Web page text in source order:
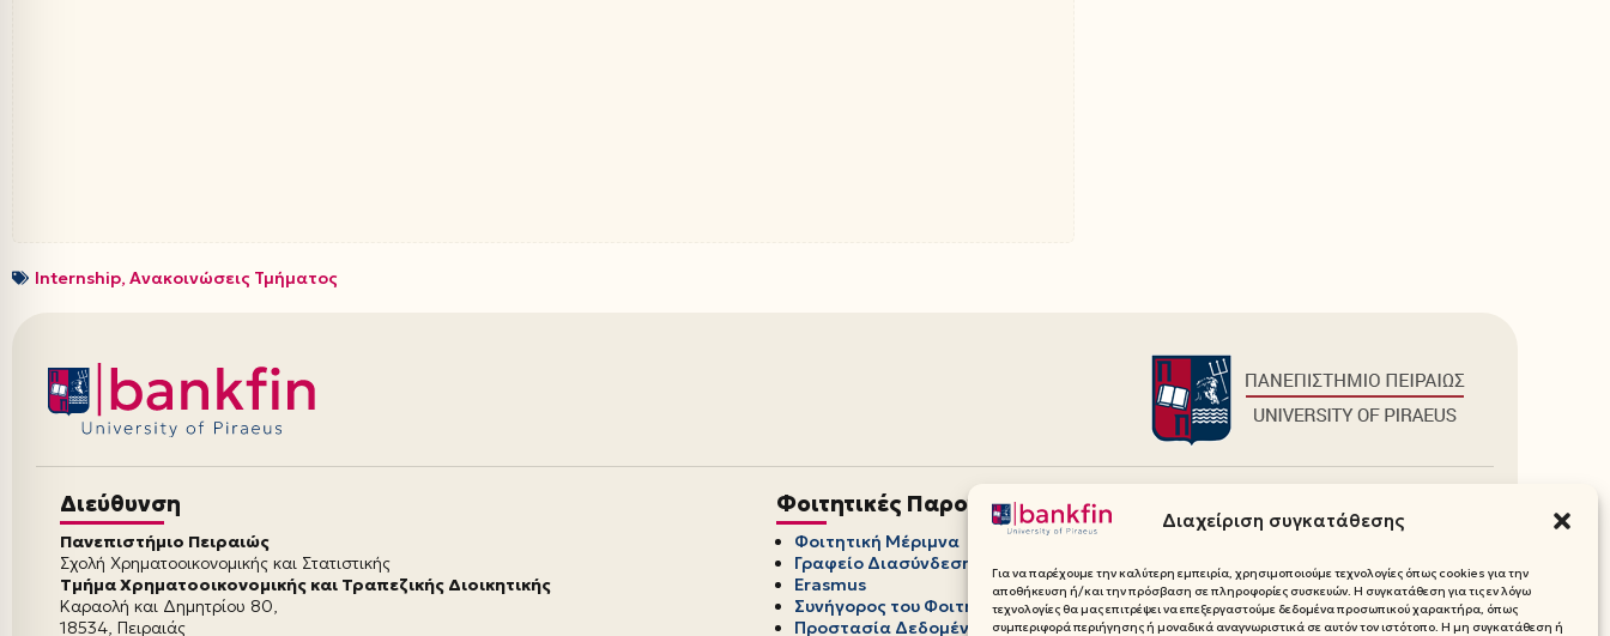
Διαχείριση συγκατάθεσης
Για να παρέχουμε την καλύτερη εμπειρία, χρησιμοποιούμε τεχνολογίες όπως cookies για την
αποθήκευση ή/και την πρόσβαση σε πληροφορίες συσκευών. Η συγκατάθεση για τις εν λόγω
τεχνολογίες θα μας επιτρέψει να επεξεργαστούμε δεδομένα προσωπικού χαρακτήρα, όπως
συμπεριφορά περιήγησης ή μοναδικά αναγνωριστικά σε αυτόν τον ιστότοπο. Η μη συγκατάθεση ή
Internship, Ανακοινώσεις Τμήματος
Διεύθυνση
Πανεπιστήμιο Πειραιώς
Σχολή Χρηματοοικονομικής και Στατιστικής
Τμήμα Χρηματοοικονομικής και Τραπεζικής Διοικητικής
Καραολή και Δημητρίου 80,
18534, Πειραιάς
Φοιτητικές Παροχές
Φοιτητική Μέριμνα
Γραφείο Διασύνδεσης
Erasmus
Συνήγορος του Φοιτητή
Προστασία Δεδομένων Προσωπικού
Media Pack (Λογότυπα, Χρώματα)
Επικοινωνία